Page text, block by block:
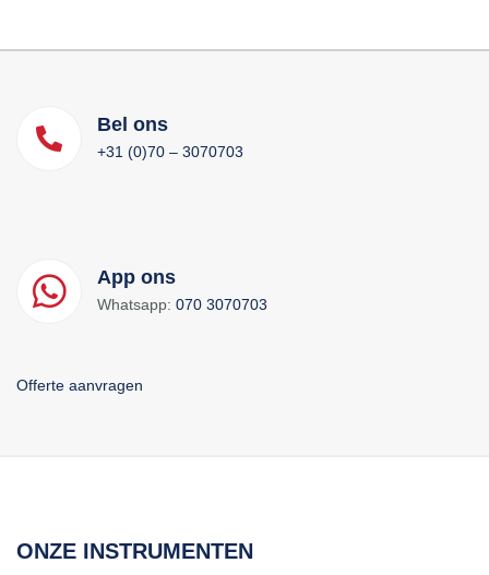
Bel ons
+31 (0)70 – 3070703
App ons
Whatsapp: 070 3070703
Offerte aanvragen
ONZE INSTRUMENTEN